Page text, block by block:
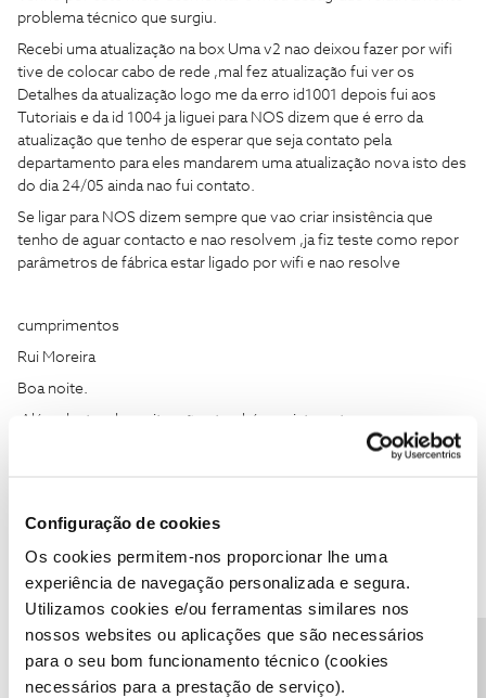
Configuração de cookies
Os cookies permitem-nos proporcionar lhe uma
experiência de navegação personalizada e segura.
Utilizamos cookies e/ou ferramentas similares nos
nossos websites ou aplicações que são necessários
para o seu bom funcionamento técnico (cookies
necessários para a prestação de serviço).
problema técnico que surgiu.
Recebi uma atualização na box Uma v2 nao deixou fazer por wifi
tive de colocar cabo de rede ,mal fez atualização fui ver os
Detalhes da atualização logo me da erro id1001 depois fui aos
Tutoriais e da id 1004 ja liguei para NOS dizem que é erro da
atualização que tenho de esperar que seja contato pela
departamento para eles mandarem uma atualização nova isto des
do dia 24/05 ainda nao fui contato.
Se ligar para NOS dizem sempre que vao criar insistência que
tenho de aguar contacto e nao resolvem ,ja fiz teste como repor
parâmetros de fábrica estar ligado por wifi e nao resolve
cumprimentos
Rui Moreira
Boa noite.
Além destas duas situações também existe outra, nas
“configurações de video” a box nao mantém a configuração
mas de vez em quando a box muda para a configuração 4K 2160p
A box actualiza todas as madrugadas e mantém sempre a
configuraçao 1080p, mesmo fazendo um reinicio da box ela
muda a configuraçao de video aleatoriamente.
Posso ter 1080p quando vejo tv de manha mas quando ligo a